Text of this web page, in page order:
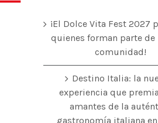
¡El Dolce Vita Fest 2027
quienes forman parte de
comunidad!
Destino Italia: la
experiencia que
amantes de la
gastronomía italiana en